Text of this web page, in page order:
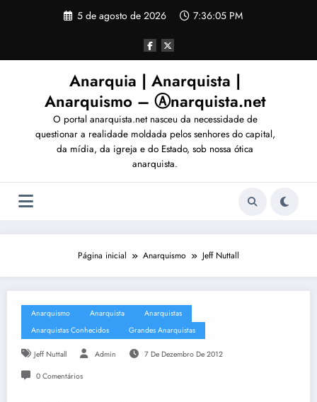
5 de agosto de 2026 7:36:05 PM
Anarquia | Anarquista |
Anarquismo – Ⓐnarquista.net
O portal anarquista.net nasceu da necessidade de
questionar a realidade moldada pelos senhores do capital,
da mídia, da igreja e do Estado, sob nossa ótica
anarquista.
Página inicial Anarquismo Jeff Nuttall
Anarquismo Anarquista
Anarquistas
Anarquistas Conhecidos
Grandes Anarquistas
Jeff Nuttall Admin 7 De Dezembro De 2012
0 Comentários